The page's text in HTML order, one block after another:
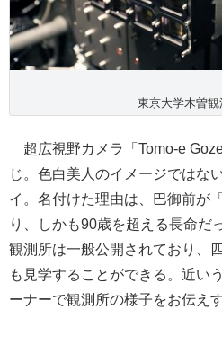
東京大学木曽観
超広視野カメラ「Tomo-e
じ。色白美人のイメージではな
イ。名付けた理由は、巴御前が
り、しかも90歳を超える長命だ
観測所は一般公開されており、
も見学することができる。近い
ーナーで観測所の様子をお伝え